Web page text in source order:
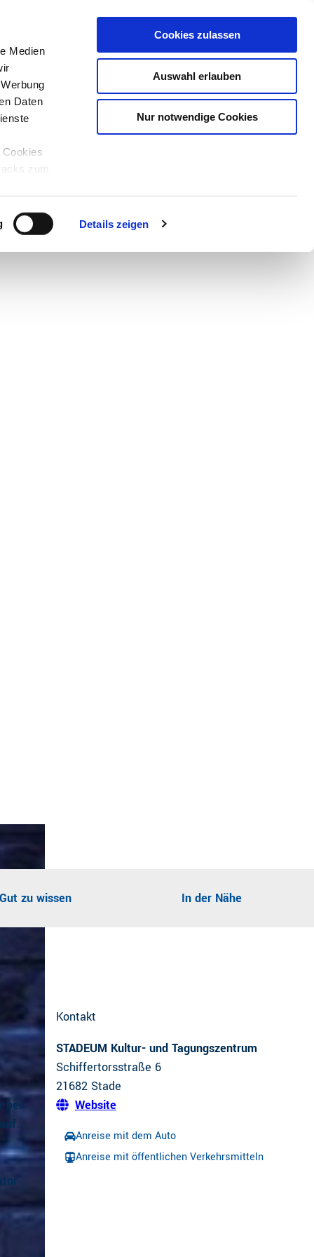
Medien
Daten
zum
Details zeigen
Cookies zulassen
Auswahl erlauben
Nur notwendige Cookies
zu wissen In der Nähe
bei
Kontakt
STADEUM Kultur- und Tagungszentrum
Schiffertorsstraße 6
21682 Stade
Website
Anreise mit dem Auto
Anreise mit öffentlichen Verkehrsmitteln